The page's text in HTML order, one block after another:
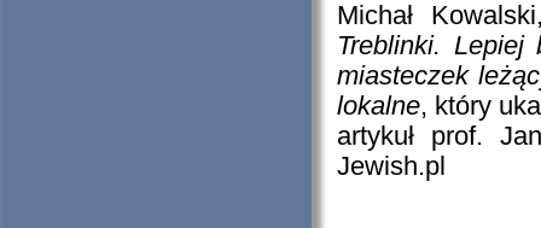
Michał
Treblinki. Lepiej
miasteczek
lokalne, który
artykuł prof.
Jewish.pl